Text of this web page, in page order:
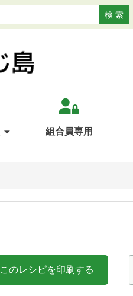
検 索
組合員専用
このレシピを印刷する